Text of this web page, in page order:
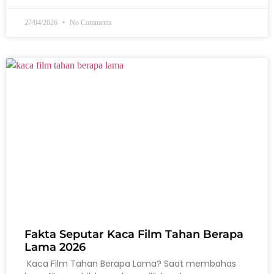
27/04/2026 No Comments
Fakta Seputar Kaca Film Tahan Berapa
Lama 2026
Kaca Film Tahan Berapa Lama? Saat membahas